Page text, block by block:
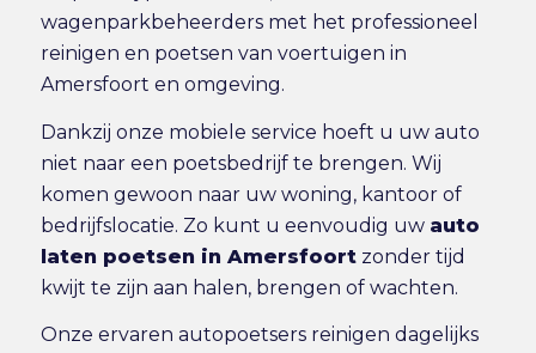
wagenparkbeheerders met het professioneel
reinigen en poetsen van voertuigen in
Amersfoort en omgeving.
Dankzij onze mobiele service hoeft u uw auto
niet naar een poetsbedrijf te brengen. Wij
komen gewoon naar uw woning, kantoor of
bedrijfslocatie. Zo kunt u eenvoudig uw auto
laten poetsen in Amersfoortzonder tijd
kwijt te zijn aan halen, brengen of wachten.
Onze ervaren autopoetsers reinigen dagelijks